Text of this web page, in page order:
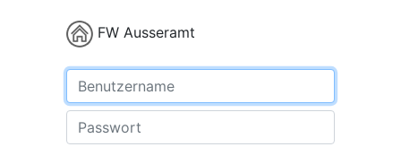
FW Ausseramt
Benutzername
Passwort